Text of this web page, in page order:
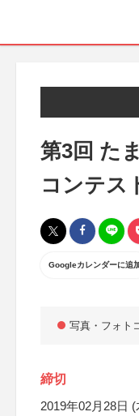
第3回 た
コンテス
Googleカレンダーに追
写真・フォト
締切
2019年02月28日 (